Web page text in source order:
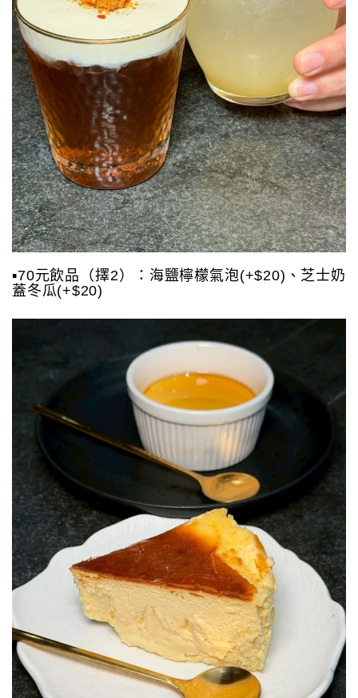
▪️70元飲品（擇2）：海鹽檸檬氣泡(+$20)、芝士奶
蓋冬瓜(+$20)